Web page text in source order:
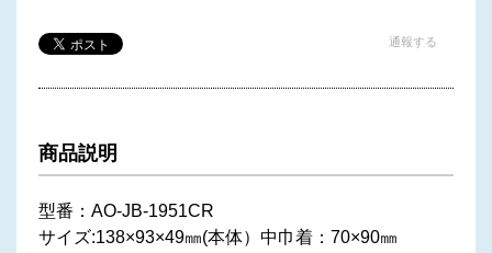
通報する
商品説明
型番：AO-JB-1951CR
サイズ:138×93×49㎜(本体）中巾着：70×90㎜